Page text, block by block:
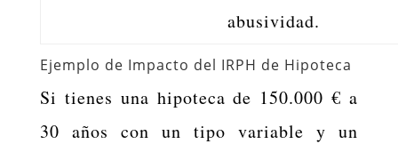
abusividad.
Ejemplo de Impacto del IRPH de Hipoteca
Si tienes una hipoteca de 150.000 € a
30 años con un tipo variable y un